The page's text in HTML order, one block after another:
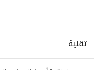
تقنية